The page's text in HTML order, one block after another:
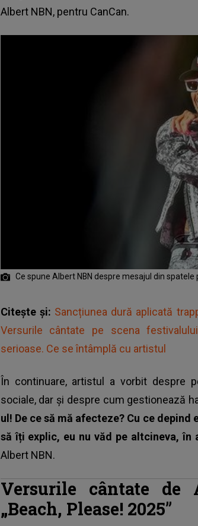
Albert NBN, pentru CanCan.
Ce spune Albert NBN despre mesajul din spatele
Citește și: Sancțiunea dură aplicată
Versurile cântate pe scena
serioase. Ce se întâmplă cu artistul
În continuare, artistul a vorbit despre
sociale, dar și despre cum gestionează
ul! De ce să mă afecteze? Cu ce
să îți explic, eu nu văd pe altcineva, în
Albert NBN.
Versurile cântate
„Beach, Please! 2025”